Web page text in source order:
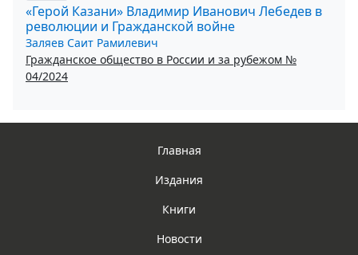
«Герой Казани» Владимир Иванович Лебедев в
революции и Гражданской войне
Заляев Саит Рамилевич
Гражданское общество в России и за рубежом №
04/2024
Главная
Издания
Книги
Новости